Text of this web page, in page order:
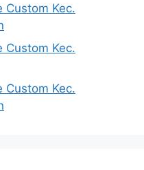
Custom Kec.
Custom Kec.
Custom Kec.